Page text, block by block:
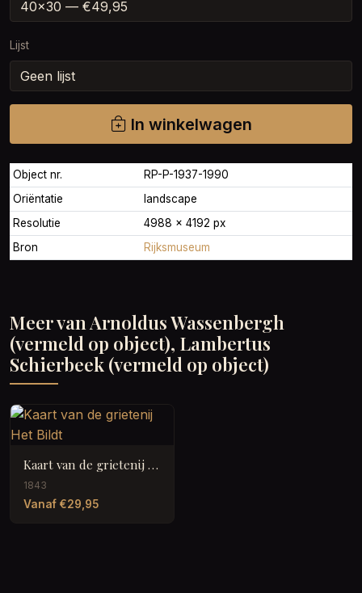
Lijst
In winkelwagen
Object nr.
RP-P-1937-1990
Oriëntatie
landscape
Resolutie
4988 × 4192 px
Bron
Rijksmuseum
Meer van Arnoldus Wassenbergh
(vermeld op object), Lambertus
Schierbeek (vermeld op object)
Kaart van de grietenij Het Bildt
1843
Vanaf €29,95